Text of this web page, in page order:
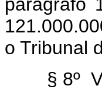
o Tribunal
§ 8º